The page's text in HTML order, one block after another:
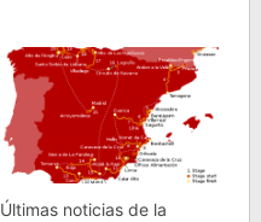
Últimas noticias de la